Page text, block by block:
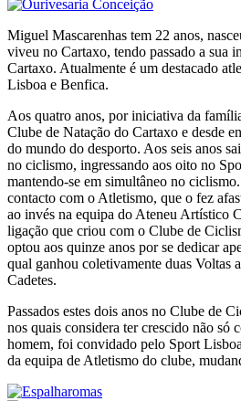
Miguel Mascarenhas tem 22 anos,
viveu no Cartaxo, tendo passado a sua
Cartaxo. Atualmente é um destacado
Lisboa e Benfica.
Aos quatro anos, por iniciativa da
Clube de Natação do Cartaxo e desde
do mundo do desporto. Aos seis anos
no ciclismo, ingressando aos oito no
mantendo-se em simultâneo no
contacto com o Atletismo, que o fez
ao invés na equipa do Ateneu Artístico
ligação que criou com o Clube de
optou aos quinze anos por se dedicar
qual ganhou coletivamente duas Voltas
Cadetes.
Passados estes dois anos no Clube de
nos quais considera ter crescido não só
homem, foi convidado pelo Sport
da equipa de Atletismo do clube,